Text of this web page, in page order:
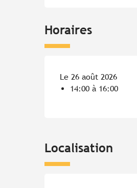
Horaires
Le 26 août 2026
14:00 à 16:00
Localisation